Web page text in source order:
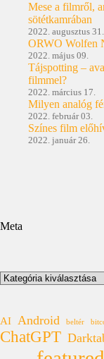
Mese a filmről,
sötétkamrában
2022. augusztus 31.
ORWO Wolfen
2022. május 09.
Tájspotting –
filmmel?
2022. március 17.
Milyen analóg
2022. február 03.
Színes film
2022. január 26.
Meta
Kategóriák
AI Android beltér
ChatGPT